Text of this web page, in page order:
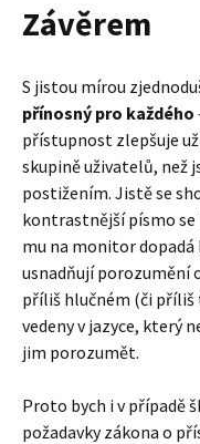
Závěrem
S jistou mírou
přínosný pro každého
přístupnost zlepšuje
skupině uživatelů, než
postižením. Jistě se
kontrastnější písmo se
mu na monitor
usnadňují porozumění
příliš hlučném (či příliš
vedeny v jazyce, který
jim porozumět.
Proto bych i v případě
požadavky zákona o